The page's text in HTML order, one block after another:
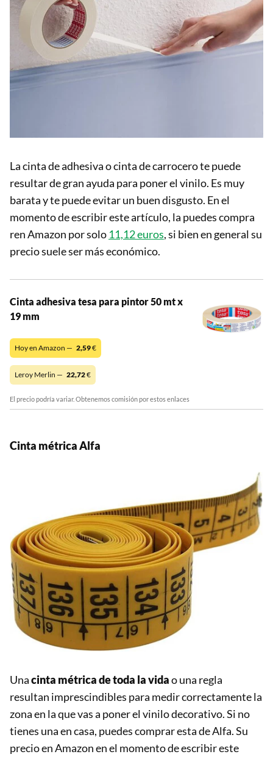
La cinta de adhesiva o cinta de carrocero te puede
resultar de gran ayuda para poner el vinilo. Es muy
barata y te puede evitar un buen disgusto. En el
momento de escribir este artículo, la puedes compra
ren Amazon por solo 11,12 euros, si bien en general su
precio suele ser más económico.
Cinta adhesiva tesa para pintor 50 mt x
19 mm
Hoy en Amazon — 2,59€
Leroy Merlin — 22,72€
El precio podría variar. Obtenemos comisión por estos enlaces
Cinta métrica Alfa
Unacinta métrica de toda la vidao una regla
resultan imprescindibles para medir correctamente la
zona en la que vas a poner el vinilo decorativo. Si no
tienes una en casa, puedes comprar esta de Alfa. Su
precio en Amazon en el momento de escribir este